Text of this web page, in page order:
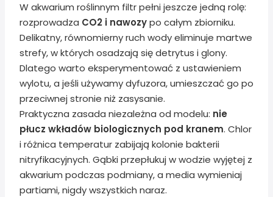
W akwarium roślinnym filtr pełni jeszcze jedną rolę:
rozprowadza CO2 i nawozypo całym zbiorniku.
Delikatny, równomierny ruch wody eliminuje martwe
strefy, w których osadzają się detrytus i glony.
Dlatego warto eksperymentować z ustawieniem
wylotu, a jeśli używamy dyfuzora, umieszczać go po
przeciwnej stronie niż zasysanie.
Praktyczna zasada niezależna od modelu: nie
płucz wkładów biologicznych pod kranem. Chlor
i różnica temperatur zabijają kolonie bakterii
nitryfikacyjnych. Gąbki przepłukuj w wodzie wyjętej z
akwarium podczas podmiany, a media wymieniaj
partiami, nigdy wszystkich naraz.